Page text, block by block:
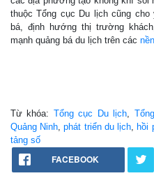
thuộc Tổng cục Du lịch cũng
bá, định hướng thị trường
mạnh quảng bá du lịch trên các
Từ khóa: Tổng cục Du lịch
Quảng Ninh ,phát triển du lịch ,hồi
tảng số
FACEBOOK